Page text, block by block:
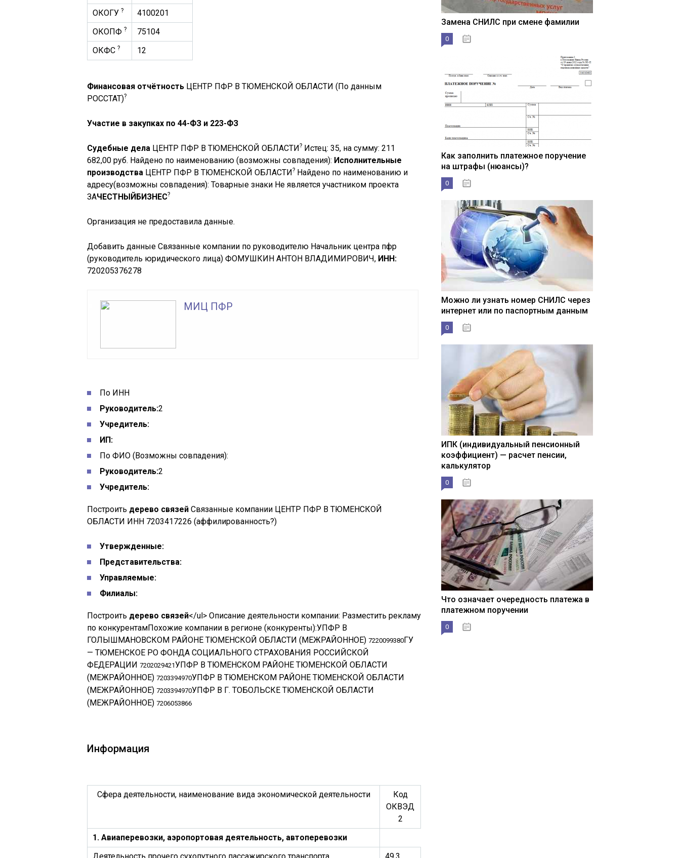
ОКОГУ ?
4100201
ОКОПФ ?
75104
ОКФС ? 12
Финансовая отчётность ЦЕНТР ПФР В ТЮМЕНСКОЙ ОБЛАСТИ (По данным
РОССТАТ)?
Участие в закупках по 44-ФЗ и 223-ФЗ
Судебные дела ЦЕНТР ПФР В ТЮМЕНСКОЙ ОБЛАСТИ? Истец: 35, на сумму: 211
682,00 руб. Найдено по наименованию (возможны совпадения): Исполнительные
производства ЦЕНТР ПФР В ТЮМЕНСКОЙ ОБЛАСТИ? Найдено по наименованию и
адресу(возможны совпадения): Товарные знаки Не является участником проекта
ЗАЧЕСТНЫЙБИЗНЕС?
Организация не предоставила данные.
Добавить данные Связанные компании по руководителю Начальник центра пфр
(руководитель юридического лица) ФОМУШКИН АНТОН ВЛАДИМИРОВИЧ, ИНН:
720205376278
МИЦ ПФР
По ИНН
Руководитель:2
Учредитель:
ИП:
По ФИО (Возможны совпадения):
Руководитель:2
Учредитель:
Построить дерево связей Связанные компании ЦЕНТР ПФР В ТЮМЕНСКОЙ
ОБЛАСТИ ИНН 7203417226 (аффилированность?)
Утвержденные:
Представительства:
Управляемые:
Филиалы:
Построить дерево связей</ul> Описание деятельности компании: Разместить рекламу
по конкурентамПохожие компании в регионе (конкуренты):УПФР В
ГОЛЫШМАНОВСКОМ РАЙОНЕ ТЮМЕНСКОЙ ОБЛАСТИ (МЕЖРАЙОННОЕ) 7220099380ГУ
— ТЮМЕНСКОЕ РО ФОНДА СОЦИАЛЬНОГО СТРАХОВАНИЯ РОССИЙСКОЙ
ФЕДЕРАЦИИ 7202029421УПФР В ТЮМЕНСКОМ РАЙОНЕ ТЮМЕНСКОЙ ОБЛАСТИ
(МЕЖРАЙОННОЕ) 7203394970УПФР В ТЮМЕНСКОМ РАЙОНЕ ТЮМЕНСКОЙ ОБЛАСТИ
(МЕЖРАЙОННОЕ) 7203394970УПФР В Г. ТОБОЛЬСКЕ ТЮМЕНСКОЙ ОБЛАСТИ
(МЕЖРАЙОННОЕ) 7206053866
Информация
Сфера деятельности, наименование вида экономической деятельности
Код
ОКВЭД
2
1. Авиаперевозки, аэропортовая деятельность, автоперевозки
Замена СНИЛС при смене фамилии
0
Как заполнить платежное поручение
на штрафы (нюансы)?
0
Можно ли узнать номер СНИЛС через
интернет или по паспортным данным
0
ИПК (индивидуальный пенсионный
коэффициент) — расчет пенсии,
калькулятор
0
Что означает очередность платежа в
платежном поручении
0